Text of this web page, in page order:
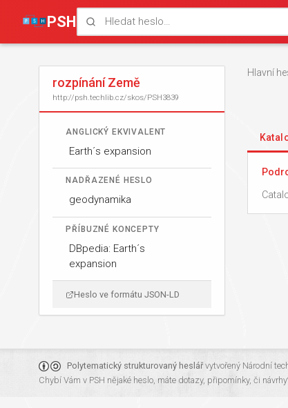
PSH
rozpínání Země
http://psh.techlib.cz/skos/PSH3839
ANGLICKÝ EKVIVALENT
Earth´s expansion
NADŘAZENÉ HESLO
geodynamika
PŘÍBUZNÉ KONCEPTY
DBpedia: Earth´s
expansion
Heslo ve formátu JSON-LD
Hlavní
Polytematický strukturovaný heslářvytvořený Národní
Chybí Vám v PSH nějaké heslo, máte dotazy, připomínky, či